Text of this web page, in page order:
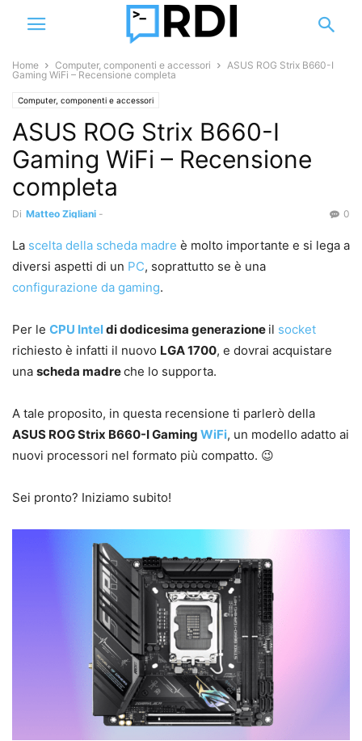
Home Computer, componenti e accessori
ASUS ROG Strix B660-I
Gaming WiFi – Recensione completa
Computer, componenti e accessori
ASUS ROG Strix B660-I
Gaming WiFi – Recensione
completa
Di Matteo Zigliani - 0
La scelta della scheda madre è molto importante e si lega a
diversi aspetti di un PC, soprattutto se è una
configurazione da gaming.
Per le CPU Inteldi dodicesima generazione il socket
richiesto è infatti il nuovo LGA 1700, e dovrai acquistare
una scheda madreche lo supporta.
A tale proposito, in questa recensione ti parlerò della
ASUS ROG Strix B660-I Gaming WiFi, un modello adatto ai
nuovi processori nel formato più compatto. 😉
Sei pronto? Iniziamo subito!